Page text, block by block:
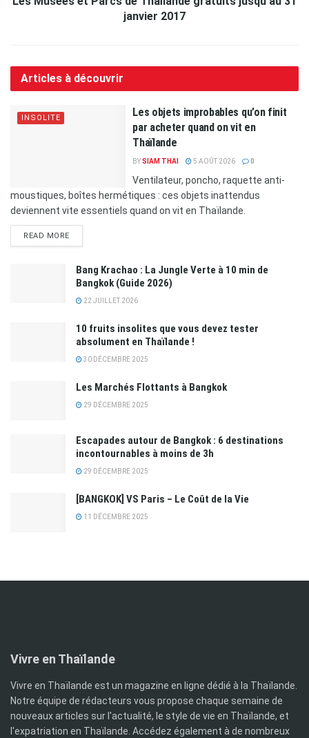
janvier 2017
Articles à découvrir
INSOLITE
Les objets improbables qu’on finit
par acheter quand on vit en
Thaïlande
BYSIAM THAI 5 AOÛT 2026 0
Ventilateur, poncho, raquette anti-
moustiques, boîtes hermétiques : ces objets inattendus
deviennent vite essentiels quand on vit en Thaïlande.
READ MORE
Bang Krachao : La Jungle Verte à 10 min de
Bangkok (Guide 2026)
22 JUILLET 2026
10 fruits insolites que vous devez tester
absolument en Thaïlande !
30 DÉCEMBRE 2025
Les Marchés Flottants à Bangkok
29 DÉCEMBRE 2025
Escapades autour de Bangkok : 6 destinations
incontournables à moins de 3h
29 DÉCEMBRE 2025
[BANGKOK] VS Paris – Le Coût de la Vie
11 DÉCEMBRE 2025
Vivre en Thaïlande
Vivre en Thaïlande est un magazine en ligne dédié à la Thaïlande.
Notre équipe de rédacteurs vous propose chaque semaine de
nouveaux articles sur l'actualité, le style de vie en Thaïlande, et
l'expatriation en Thaïlande. Accédez également à de nombreux